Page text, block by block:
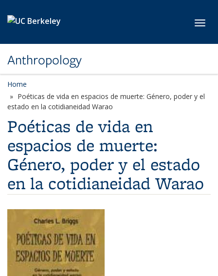
Anthropology
Home
Poéticas de vida en espacios de muerte: Género, poder y el
estado en la cotidianeidad Warao
Poéticas de vida en
espacios de muerte:
Género, poder y el estado
en la cotidianeidad Warao